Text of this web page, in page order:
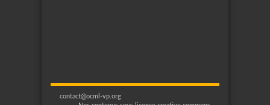
contact@ocml-vp.org